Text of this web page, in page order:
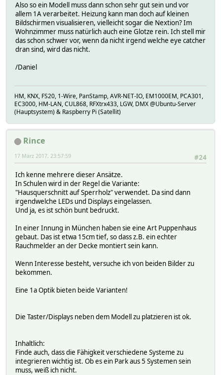
Also so ein Modell muss dann schon sehr gut sein und vor
allem 1A verarbeitet. Heizung kann man doch auf kleinen
Bildschirmen visualisieren, vielleicht sogar die Nextion? Im
Wohnzimmer muss natürlich auch eine Glotze rein. Ich stell mir
das schon schwer vor, wenn da nicht irgend welche eye catcher
dran sind, wird das nicht.
/Daniel
HM, KNX, FS20, 1-Wire, PanStamp, AVR-NET-IO, EM1000EM, PCA301,
EC3000, HM-LAN, CUL868, RFXtrx433, LGW, DMX @Ubuntu-Server
(Hauptsystem) & Raspberry Pi (Satellit)
Rince
#24
17 März 2017, 23:57:59
Ich kenne mehrere dieser Ansätze.
In Schulen wird in der Regel die Variante:
"Hausquerschnitt auf Sperrholz" verwendet. Da sind dann
irgendwelche LEDs und Displays eingelassen.
Und ja, es ist schön bunt bedruckt.
In einer Innung in München haben sie eine Art Puppenhaus
gebaut. Das ist etwa 15cm tief, so dass z.B. ein echter
Rauchmelder an der Decke montiert sein kann.
Wenn Interesse besteht, versuche ich von beiden Bilder zu
bekommen.
Eine 1a Optik bieten beide Varianten!
Die Taster/Displays neben dem Modell zu platzieren ist ok.
Inhaltlich:
Finde auch, dass die Fähigkeit verschiedene Systeme zu
integrieren wichtig ist. Ob es ein Park aus 5 Systemen sein
muss, weiß ich nicht.